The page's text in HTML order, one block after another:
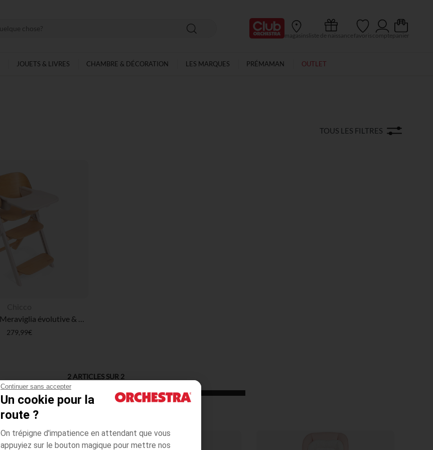
Continuer sans accepter
Un cookie pour la
route ?
On trépigne d'impatience en attendant que vous
appuyiez sur le bouton magique pour mettre nos
Ma Carte Club
magasins liste de naissance favoris compte panier
JOUETS & LIVRES CHAMBRE & DÉCORATION LES MARQUES PRÉMAMAN OUTLET
TOUS LES FILTRES
Chaise haute Meraviglia évolutive & règlable Fossil
279,99€
2 ARTICLES SUR 2